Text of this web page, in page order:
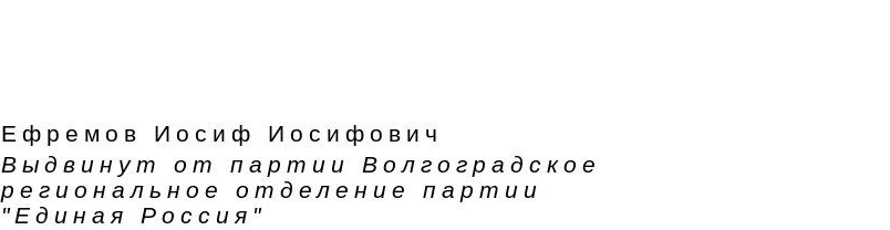
Ефремов Иосиф Иосифович
Выдвинут от партии Волгоградское
региональное отделение партии
"Единая Россия"